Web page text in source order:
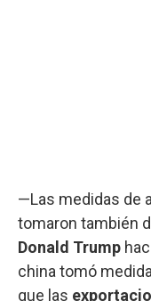
—Las medidas de
tomaron también
Donald Trump
china tomó
que las